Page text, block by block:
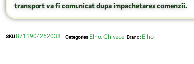
transport va fi comunicat dupa impachetarea comenzii.
SKU8711904252038 Categories Elho Ghivece Brand: Elho